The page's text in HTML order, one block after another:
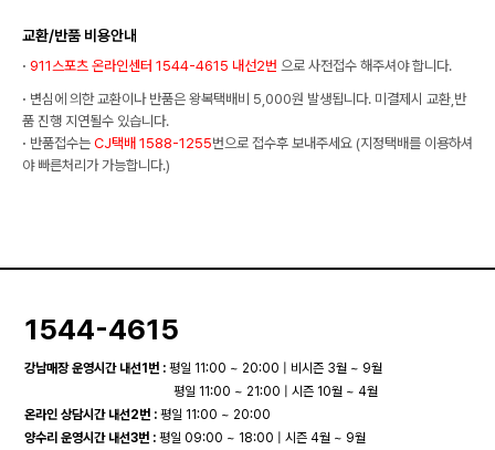
교환/반품 비용안내
· 911스포츠 온라인센터 1544-4615 내선2번 으로 사전접수 해주셔야 합니다.
· 변심에 의한 교환이나 반품은 왕복택배비 5,000원 발생됩니다. 미결제시 교환,반
품 진행 지연될수 있습니다.
· 반품접수는 CJ택배 1588-1255번으로 접수후 보내주세요 (지정택배를 이용하셔
야 빠른처리가 가능합니다.)
1544-4615
강남매장 운영시간 내선1번 : 평일 11:00 ~ 20:00 | 비시즌 3월 ~ 9월
평일 11:00 ~ 21:00 | 시즌 10월 ~ 4월
온라인 상담시간 내선2번 : 평일 11:00 ~ 20:00
양수리 운영시간 내선3번 : 평일 09:00 ~ 18:00 | 시즌 4월 ~ 9월